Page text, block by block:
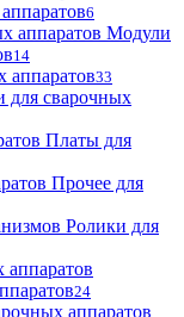
6
Модули
14
аппаратов33
для сварочных
Платы для
Прочее для
Ролики для
24